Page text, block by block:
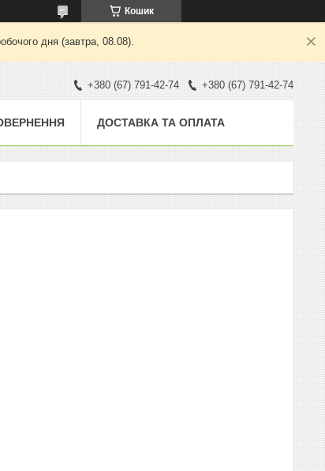
Кошик
дня (завтра, 08.08).
+380 (67) 791-42-74 +380 (67) 791-42-74
ДОСТАВКА ТА ОПЛАТА